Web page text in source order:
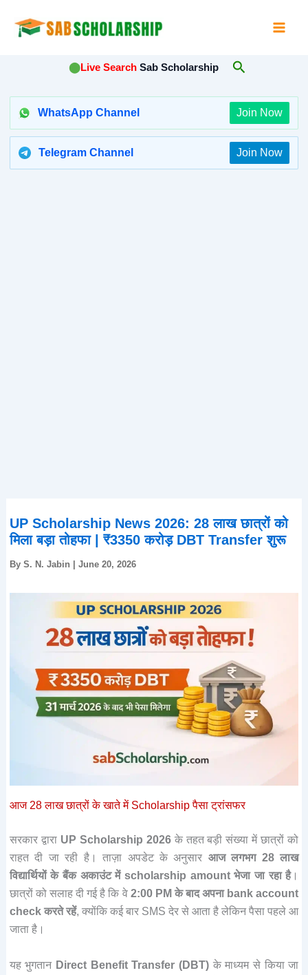
⬤Live Search Sab Scholarship Search
WhatsApp Channel Join Now
Telegram Channel Join Now
UP Scholarship News 2026: 28 लाख छात्रों को
मिला बड़ा तोहफा | ₹3350 करोड़ DBT Transfer शुरू
By S. N. Jabin June 20, 2026
आज 28 लाख छात्रों के खाते में Scholarship पैसा ट्रांसफर
सरकार द्वारा UP Scholarship 2026के तहत बड़ी संख्या में छात्रों को
राहत दी जा रही है। ताज़ा अपडेट के अनुसार आज लगभग 28 लाख
विद्यार्थियों के बैंक अकाउंट में scholarship amount भेजा जा रहा है।
छात्रों को सलाह दी गई है कि वे 2:00 PM के बाद अपना bank account
check करते रहें, क्योंकि कई बार SMS देर से आता है लेकिन पैसा पहले आ
जाता है।
यह भुगतान Direct Benefit Transfer (DBT) के माध्यम से किया जा